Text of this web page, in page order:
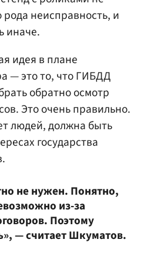
неисправность, и
иначе.
идея в плане
— это то, что ГИБДД
обратно осмотр
Это очень правильно.
людей, должна быть
государства
не нужен. Понятно,
из-за
Поэтому
— считает Шкуматов.